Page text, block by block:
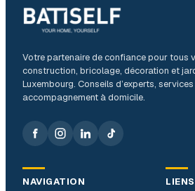
Votre partenaire de confiance pour tous
construction, bricolage, décoration et
Luxembourg. Conseils d’experts,
accompagnement à domicile.
NAVIGATION